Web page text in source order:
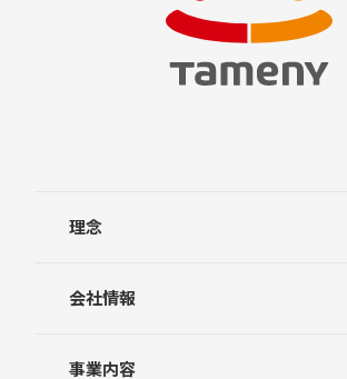
理念
会社情報
事業内容